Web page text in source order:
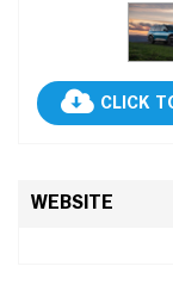
CLICK
WEBSITE